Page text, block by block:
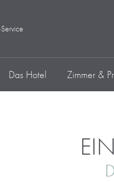
Das Hotel Zimmer &